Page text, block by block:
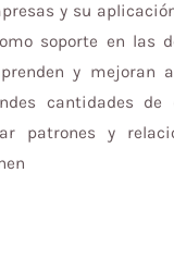
y su
soporte en las
y mejoran
cantidades de
patrones y